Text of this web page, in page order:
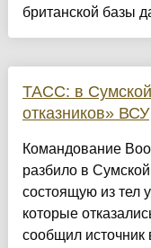
британской базы
ТАСС: в
отказников» ВСУ
Командование
разбило в
состоящую из тел
которые
сообщил источник